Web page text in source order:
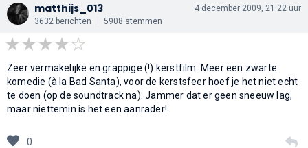
matthijs_013
3632 berichten 5908 stemmen
4 december 2009, 21:22 uur
Zeer vermakelijke en grappige (!) kerstfilm. Meer een zwarte
komedie (à la Bad Santa), voor de kerstsfeer hoef je het niet echt
te doen (op de soundtrack na). Jammer dat er geen sneeuw lag,
maar niettemin is het een aanrader!
0